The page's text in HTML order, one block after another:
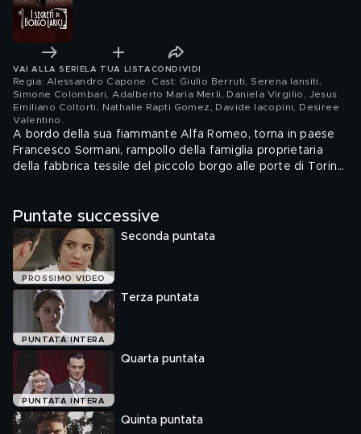
VAI ALLA SERIE LA TUA LISTA CONDIVIDI
Regia: Alessandro Capone. Cast: Giulio Berruti, Serena Iansiti,
Simone Colombari, Adalberto Maria Merli, Daniela Virgilio, Jesus
Emiliano Coltorti, Nathalie Rapti Gomez, Davide Iacopini, Desiree
Valentino
A bordo della sua fiammante Alfa Romeo, torna in paese
Francesco Sormani, rampollo della famiglia proprietaria
della fabbrica tessile del piccolo borgo alle porte di Torino.
missiva, c'e' un'altra verita' sulla morte di sua madre,
suicidatasi 23 anni prima.
Puntate successive
PROSSIMO VIDEO
Seconda puntata
PUNTATA INTERA
Terza puntata
PUNTATA INTERA
Quarta puntata
Quinta puntata